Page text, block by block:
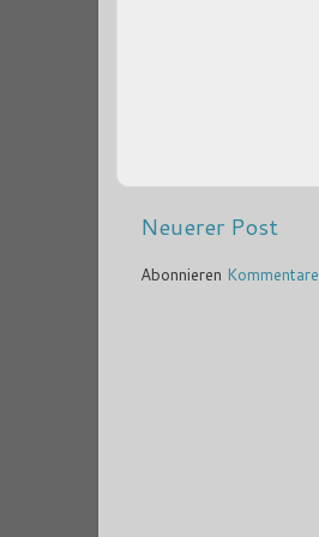
Neuerer Post
Abonnieren